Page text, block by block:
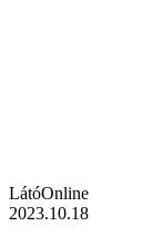
LátóOnline
2023.10.18